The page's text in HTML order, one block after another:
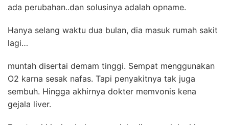
ada perubahan..dan solusinya adalah opname.
Hanya selang waktu dua bulan, dia masuk rumah sakit
lagi…
muntah disertai demam tinggi. Sempat menggunakan
O2 karna sesak nafas. Tapi penyakitnya tak juga
sembuh. Hingga akhirnya dokter memvonis kena
gejala liver.